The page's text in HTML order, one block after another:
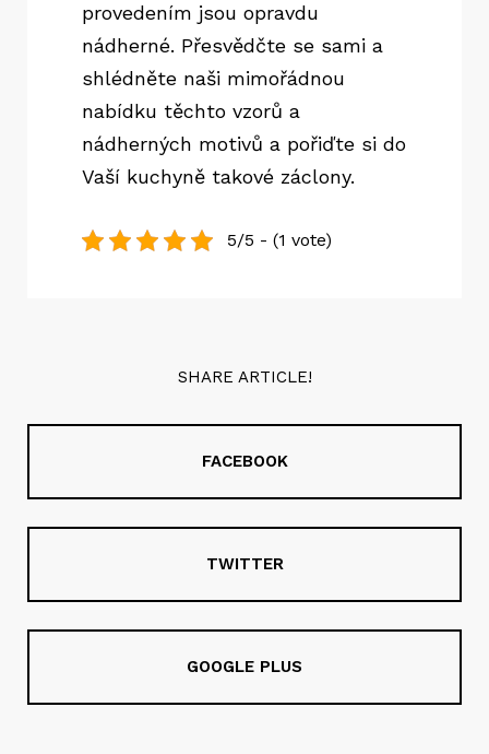
provedením jsou opravdu
nádherné. Přesvědčte se sami a
shlédněte naši mimořádnou
nabídku těchto vzorů a
nádherných motivů a pořiďte si do
Vaší kuchyně takové záclony.
5/5 - (1 vote)
SHARE ARTICLE!
FACEBOOK
TWITTER
GOOGLE PLUS